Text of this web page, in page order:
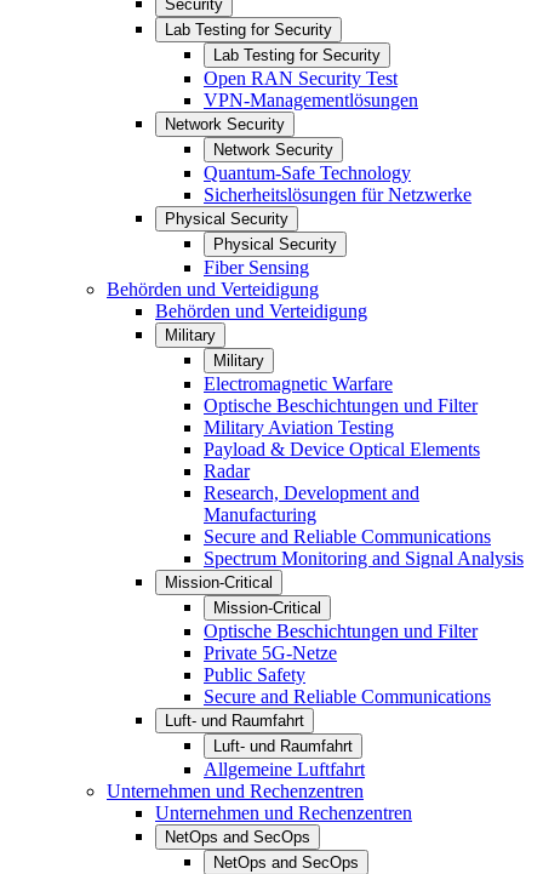
Security
Lab Testing for Security
Lab Testing for Security
Open RAN Security Test
VPN-Managementlösungen
Network Security
Network Security
Quantum-Safe Technology
Sicherheitslösungen für Netzwerke
Physical Security
Physical Security
Fiber Sensing
Behörden und Verteidigung
Behörden und Verteidigung
Military
Military
Electromagnetic Warfare
Optische Beschichtungen und Filter
Military Aviation Testing
Payload & Device Optical Elements
Radar
Research, Development and
Manufacturing
Secure and Reliable Communications
Spectrum Monitoring and Signal Analysis
Mission-Critical
Mission-Critical
Optische Beschichtungen und Filter
Private 5G-Netze
Public Safety
Secure and Reliable Communications
Luft- und Raumfahrt
Luft- und Raumfahrt
Allgemeine Luftfahrt
Unternehmen und Rechenzentren
Unternehmen und Rechenzentren
NetOps and SecOps
NetOps and SecOps